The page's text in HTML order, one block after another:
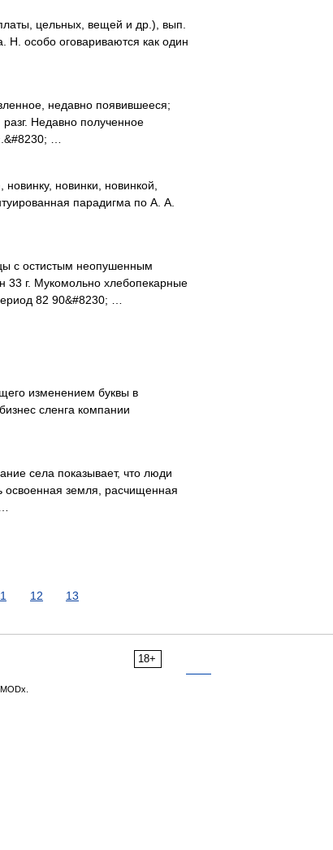
цельных, вещей и др.), вып.
Н. особо оговариваются как один
недавно появившееся;
Недавно полученное
…
новинки, новинкой,
парадигма по А. А.
с остистым неопушенным
33 г. Мукомольно хлебопекарные
82 90&#8230; …
изменением буквы в
сленга компании
села показывает, что люди
освоенная земля, расчищенная
12 13
18+